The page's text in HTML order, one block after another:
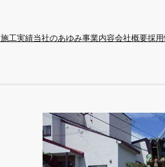
施工実績当社のあゆみ事業内容会社概要採